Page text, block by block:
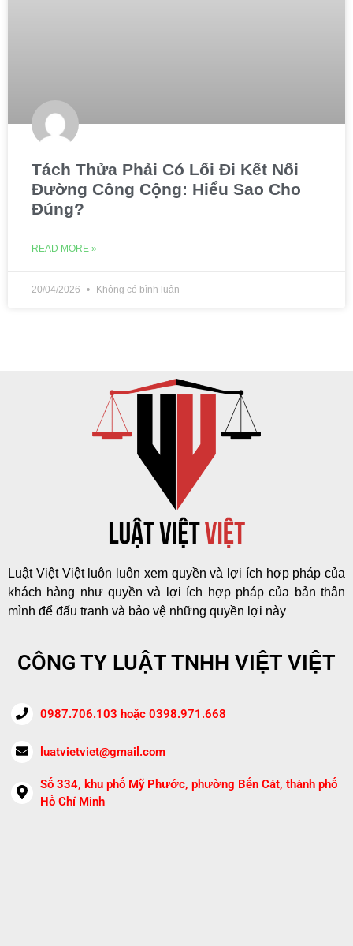
Tách Thửa Phải Có Lối Đi Kết Nối
Đường Công Cộng: Hiểu Sao Cho
Đúng?
READ MORE »
20/04/2026 Không có bình luận
Luật Việt Việt luôn luôn xem quyền và lợi ích hợp pháp của
khách hàng như quyền và lợi ích hợp pháp của bản thân
mình để đấu tranh và bảo vệ những quyền lợi này
CÔNG TY LUẬT TNHH VIỆT VIỆT
0987.706.103 hoặc 0398.971.668
luatvietviet@gmail.com
Số 334, khu phố Mỹ Phước, phường Bến Cát, thành phố
Hồ Chí Minh